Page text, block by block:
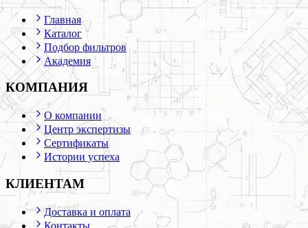
Главная
Каталог
Подбор фильтров
Академия
КОМПАНИЯ
О компании
Центр экспертизы
Сертификаты
Истории успеха
КЛИЕНТАМ
Доставка и оплата
Контакты